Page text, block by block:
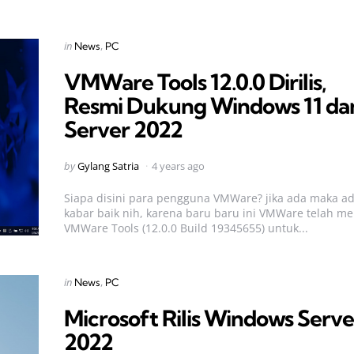
Categories
Posted
in News PC
VMWare Tools 12.0.0 Dirilis,
Resmi Dukung Windows 11
Server 2022
Posted
byGylang Satria 4 years ago
Siapa disini para pengguna VMWare? jika ada maka
kabar baik nih, karena baru baru ini VMWare telah
VMWare Tools (12.0.0 Build 19345655) untuk...
Categories
Posted
in News PC
Microsoft Rilis Windows
2022